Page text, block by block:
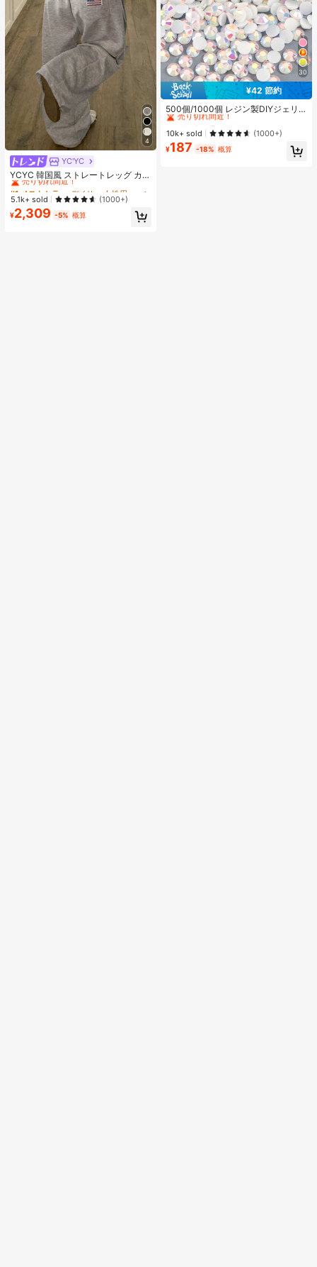
4
YC'YC
YCYC 韓国風 ストレートレッグ カジ
ュアル ルーズ 万能 スウェットパン
ツ レディース 秋
#1 ベストセラー
売り切れ間近！
#1 ベストセラー
売り切れ間近！
#1 ベストセラー
売り切れ間近！
#1 ベストセラー
5.1k+ sold (1000+)
¥2,309 -5% 概算
30
¥42 節約
500個/1000個 レジン製DIYジェリ
ーフラットバックラインストーン 小
さな丸型ラインストーン ミニ装飾ア
クセサリー スマホケース、カップ、
靴、ブーツ、衣類装飾、ハンドメイ
ドDIYアイドル応援ファン、ネーム
#3 ベストセラー
に ホーム＆リビング
売り切れ間近！
#3 ベストセラー
売り切れ間近！
#3 ベストセラー
売り切れ間近！
#3 ベストセラー
10k+ sold (1000+)
¥187 -18% 概算